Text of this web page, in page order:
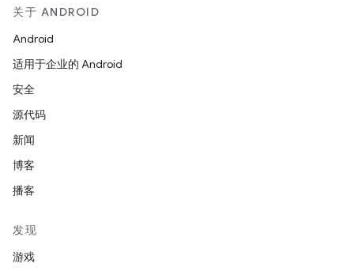
关于 ANDROID
Android
适用于企业的 Android
安全
源代码
新闻
博客
播客
发现
游戏